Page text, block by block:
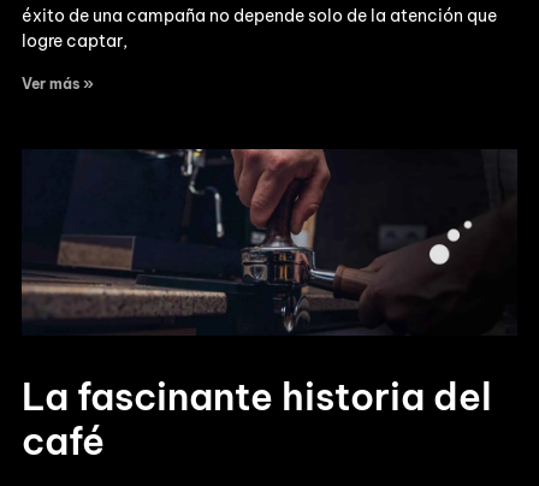
éxito de una campaña no depende solo de la atención que
logre captar,
Ver más »
La fascinante historia del
café